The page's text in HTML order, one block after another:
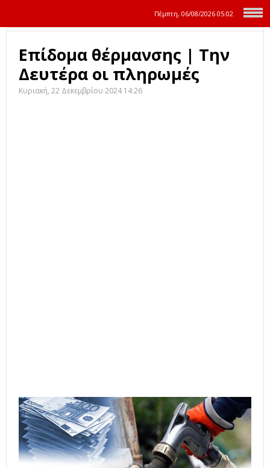
Πέμπτη, 06/08/2026 05:02
Επίδομα θέρμανσης | Την
Δευτέρα οι πληρωμές
Κυριακή, 22 Δεκεμβρίου 2024 14:26